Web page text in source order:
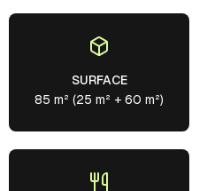
SURFACE
85 m² (25 m² + 60 m²)